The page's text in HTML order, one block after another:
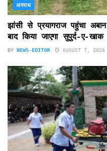
अपराध
झांसी से प्रयागराज पहुंचा
बाद किया जाएगा सुपुर्द-ए-खाक
BY NEWS-EDITOR AUGUST 7, 2026